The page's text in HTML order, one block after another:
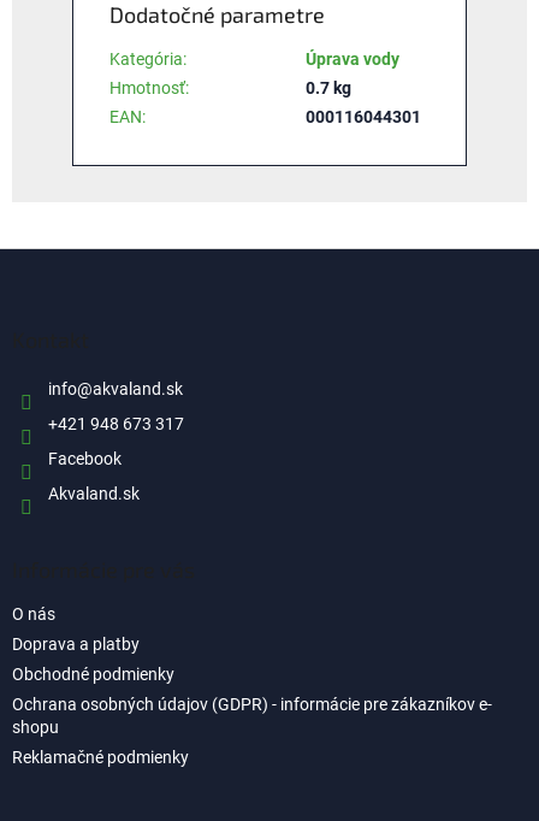
Dodatočné parametre
Kategória:
Úprava vody
Hmotnosť:
0.7 kg
EAN: 000116044301
info@akvaland.sk
+421 948 673 317
Facebook
Akvaland.sk
O nás
Doprava a platby
Obchodné podmienky
Ochrana osobných údajov (GDPR) - informácie pre zákazníkov e-
shopu
Reklamačné podmienky